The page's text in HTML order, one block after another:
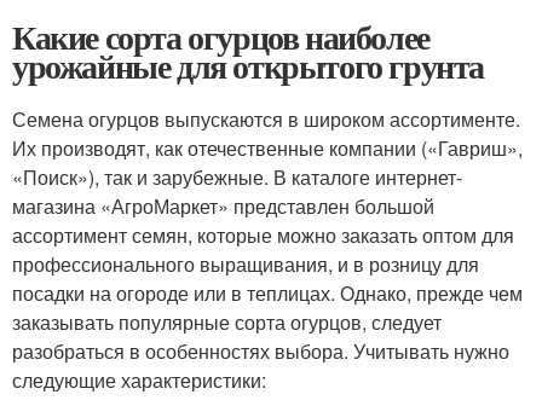
Какие сорта огурцов наиболее
урожайные для открытого грунта
Семена огурцов выпускаются в широком ассортименте.
Их производят, как отечественные компании («Гавриш»,
«Поиск»), так и зарубежные. В каталоге интернет-
магазина «АгроМаркет» представлен большой
ассортимент семян, которые можно заказать оптом для
профессионального выращивания, и в розницу для
посадки на огороде или в теплицах. Однако, прежде чем
заказывать популярные сорта огурцов, следует
разобраться в особенностях выбора. Учитывать нужно
следующие характеристики: